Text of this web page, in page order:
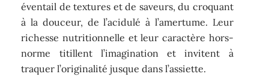
éventail de textures et de saveurs, du croquant
à la douceur, de l’acidulé à l’amertume. Leur
richesse nutritionnelle et leur caractère hors-
norme titillent l’imagination et invitent à
traquer l’originalité jusque dans l’assiette.